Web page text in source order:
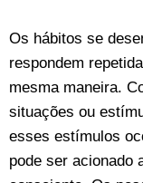
Os hábitos se
respondem
mesma maneira.
situações ou
esses estímulos
pode ser acionado